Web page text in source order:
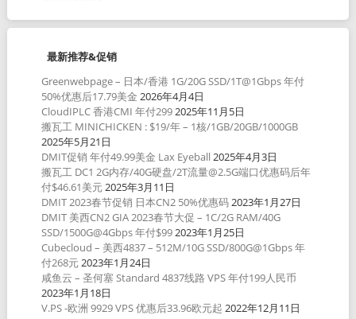
最新推荐&促销
Greenwebpage – 日本/香港 1G/20G SSD/1T@1Gbps 年付
50%优惠后17.79美金 2026年4月4日
CloudIPLC 香港CMI 年付2992025年11月5日
搬瓦工 MINICHICKEN : $19/年 – 1核/1GB/20GB/1000GB
2025年5月21日
DMIT促销 年付49.99美金 Lax Eyeball 2025年4月3日
搬瓦工 DC1 2G内存/40G硬盘/2T流量@2.5G端口优惠码后年
付$46.61美元2025年3月11日
DMIT 2023春节促销 日本CN2 50%优惠码2023年1月27日
DMIT 美西CN2 GIA 2023春节大促 – 1C/2G RAM/40G
SSD/1500G@4Gbps 年付$992023年1月25日
Cubecloud – 美西4837 – 512M/10G SSD/800G@1Gbps 年
付268元2023年1月24日
咸鱼云 – 圣何塞 Standard 4837线路 VPS 年付199人民币
2023年1月18日
V.PS -欧洲 9929 VPS 优惠后33.96欧元起 2022年12月11日